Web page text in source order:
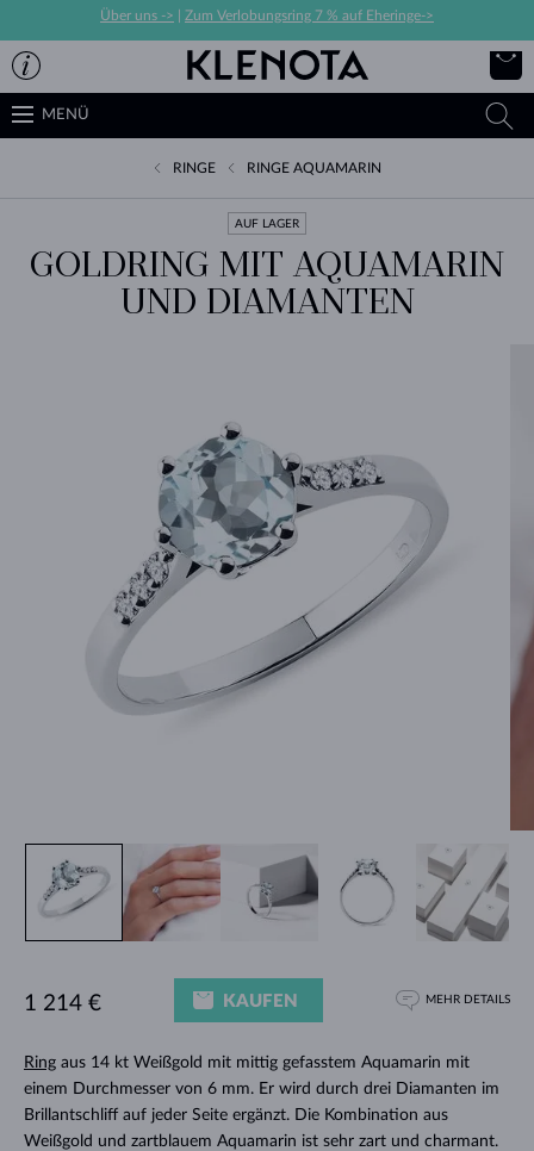
Über uns -> Zum Verlobungsring 7 % auf Eheringe->
MENÜ
RINGE RINGE AQUAMARIN
AUF LAGER
GOLDRING MIT AQUAMARIN
UND DIAMANTEN
Ringaus 14 kt Weißgold mit mittig gefasstem Aquamarin mit
einem Durchmesser von 6 mm. Er wird durch drei Diamanten im
Brillantschliff auf jeder Seite ergänzt. Die Kombination aus
Weißgold und zartblauem Aquamarin ist sehr zart und charmant.
1 214 € KAUFEN MEHR DETAILS